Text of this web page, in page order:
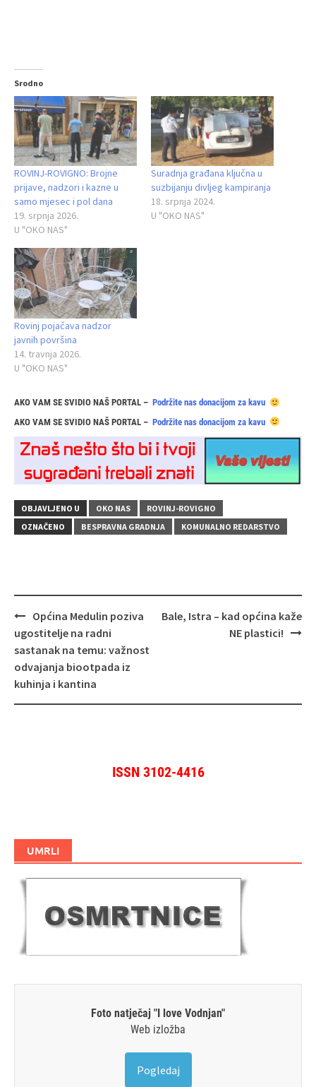
Srodno
ROVINJ-ROVIGNO: Brojne
prijave, nadzori i kazne u
samo mjesec i pol dana
19. srpnja 2026.
U "OKO NAS"
Suradnja građana ključna u
suzbijanju divljeg kampiranja
18. srpnja 2024.
U "OKO NAS"
Rovinj pojačava nadzor
javnih površina
14. travnja 2026.
U "OKO NAS"
AKO VAM SE SVIDIO NAŠ PORTAL – Podržite nas donacijom za kavu
AKO VAM SE SVIDIO NAŠ PORTAL – Podržite nas donacijom za kavu
OBJAVLJENO U OKO NAS
ROVINJ-ROVIGNO
OZNAČENO
BESPRAVNA GRADNJA KOMUNALNO REDARSTVO
Navigacija
objava
Općina Medulin poziva
ugostitelje na radni
sastanak na temu: važnost
odvajanja biootpada iz
kuhinja i kantina
Bale, Istra – kad općina kaže
NE plastici!
ISSN 3102-4416
UMRLI
Foto natječaj "I love Vodnjan"
Web izložba
Pogledaj